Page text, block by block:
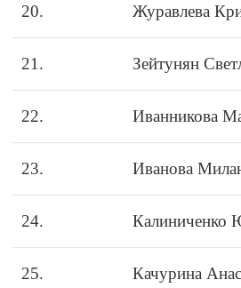
20. Журавлева
21. Зейтунян
22. Иванникова
23. Иванова
24. Калиниченко
25. Качурина